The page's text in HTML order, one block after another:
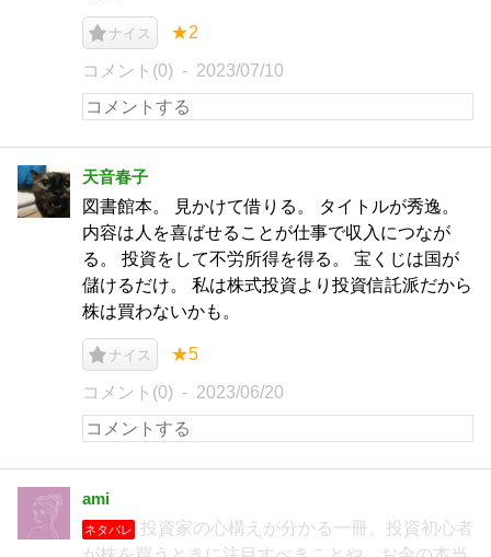
ナイス ★2
コメント(0) 2023/07/10
天音春子
図書館本。 見かけて借りる。 タイトルが秀逸。
内容は人を喜ばせることが仕事で収入につなが
る。 投資をして不労所得を得る。 宝くじは国が
儲けるだけ。 私は株式投資より投資信託派だから
株は買わないかも。
ナイス ★5
コメント(0) 2023/06/20
ami
ネタバレ
投資家の心構えが分かる一冊。投資初心者